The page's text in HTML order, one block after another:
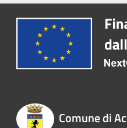
Comune di